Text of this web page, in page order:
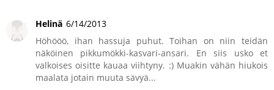
Helinä 6/14/2013
Höhööö, ihan hassuja puhut. Toihan on niin teidän
näköinen pikkumökki-kasvari-ansari. En siis usko et
valkoises oisitte kauaa viihtyny. :) Muakin vähän hiukois
maalata jotain muuta sävyä...